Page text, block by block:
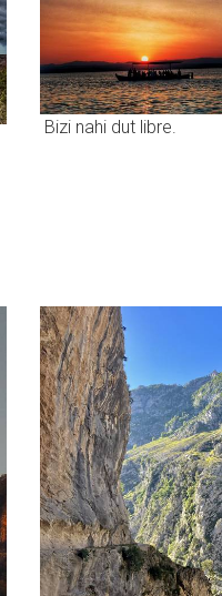
Bizi nahi dut libre.